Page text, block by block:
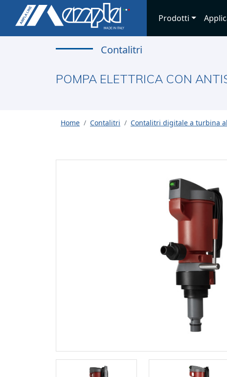
Prodotti
Contalitri
POMPA ELETTRICA CON
Home Contalitri Contalitri digitale a turbina